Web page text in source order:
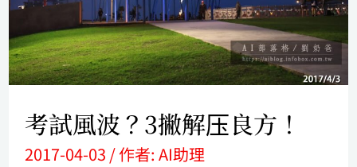
考試風波？3撇解压良方！
2017-04-03 / 作者: AI助理
撇
解
压
方！